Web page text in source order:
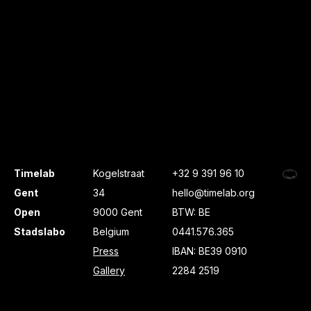
Timelab
Gent
Open
Stadslabo
Kogelstraat
34
9000 Gent
Belgium
Press
Gallery
+32 9 391 96 10
hello@timelab.org
BTW: BE
0441.576.365
IBAN: BE39 0910
2284 2519